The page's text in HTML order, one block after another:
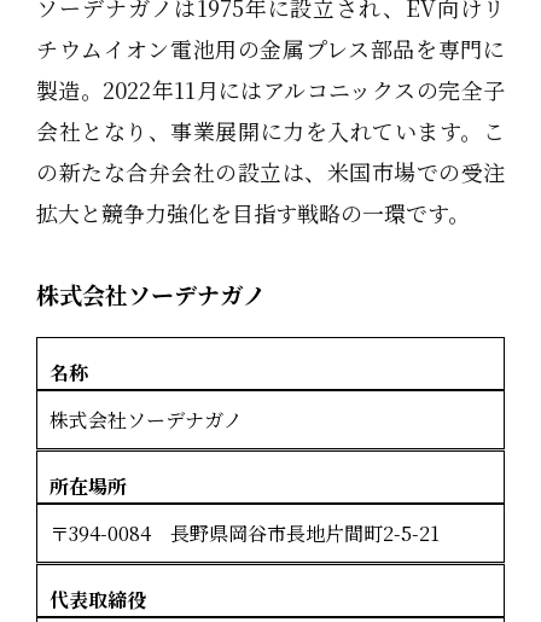
ソーデナガノは1975年に設立され、EV向けリ
チウムイオン電池用の金属プレス部品を専門に
製造。2022年11月にはアルコニックスの完全子
会社となり、事業展開に力を入れています。こ
の新たな合弁会社の設立は、米国市場での受注
拡大と競争力強化を目指す戦略の一環です。
株式会社ソーデナガノ
名称
株式会社ソーデナガノ
所在場所
〒394-0084 長野県岡谷市長地片間町2-5-21
代表取締役